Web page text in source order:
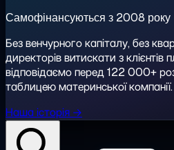
Самофінансуються з 2008 року
Без венчурного капіталу, без
директорів витискати з
відповідаємо перед 122 000+
таблицею материнської компанії.
Наша історія →